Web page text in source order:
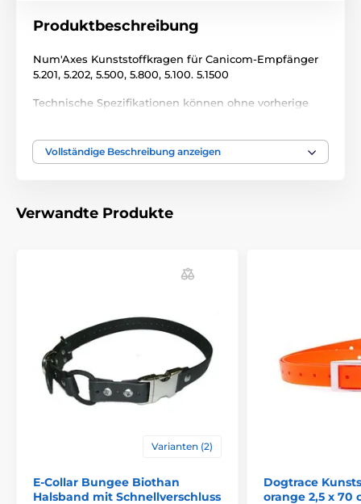
Produktbeschreibung
Num'Axes Kunststoffkragen für Canicom-Empfänger
5.201, 5.202, 5.500, 5.800, 5.100. 5.1500
Technische Spezifikationen können ohne vorherige
Trainigshalsbänder Zubehör
Vollständige Beschreibung anzeigen
Verwandte Produkte
Varianten (2)
E-Collar Bungee Biothan
Halsband mit Schnellverschluss
Dogtrace
orange 2,5 x 70